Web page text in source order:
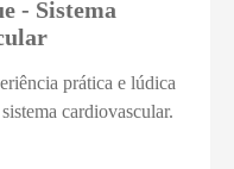
- Sistema
prática e lúdica
cardiovascular.